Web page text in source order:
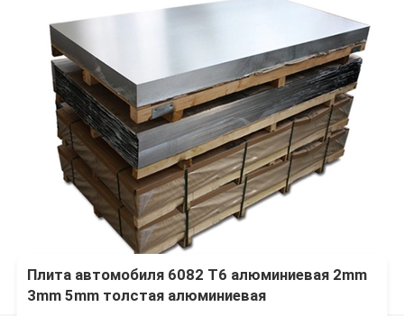
Плита автомобиля 6082 T6 алюминиевая 2mm
3mm 5mm толстая алюминиевая